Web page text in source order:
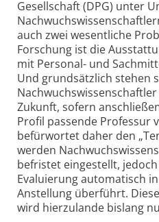
Gesellschaft (DPG) unter
auch zwei wesentliche
Forschung ist die
mit Personal- und
Und grundsätzlich stehen
Zukunft, sofern
Profil passende Professur
befürwortet daher den
werden
befristet eingestellt,
Evaluierung automatisch
Anstellung überführt.
wird hierzulande bislang